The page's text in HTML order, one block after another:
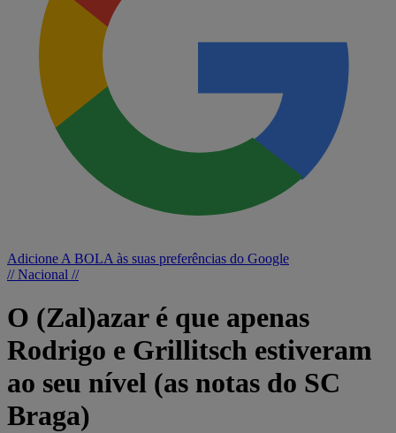
Adicione A BOLA às suas preferências do Google
// Nacional //
O (Zal)azar é que apenas
Rodrigo e Grillitsch estiveram
ao seu nível (as notas do SC
Braga)